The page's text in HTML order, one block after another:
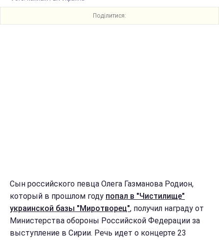
Поділитися:
Сын российского певца Олега Газманова Родион,
который в прошлом году попал в "Чистилище"
украинской базы "Миротворец", получил награду от
Министерства обороны Российской Федерации за
выступление в Сирии. Речь идет о концерте 23